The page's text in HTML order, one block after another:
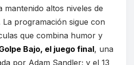
mantenido altos niveles de
La programación sigue con
que combina humor y
Bajo, el juego final, una
por Adam Sandler; y el 13